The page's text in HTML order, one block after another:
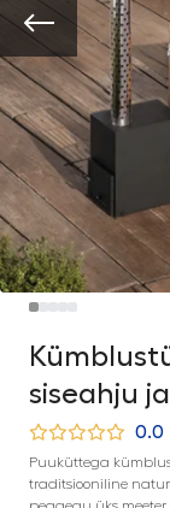
siseahju
0.0
Puuküttega
traditsiooniline